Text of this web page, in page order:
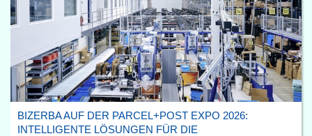
BIZERBA AUF DER PARCEL+POST EXPO 2026:
INTELLIGENTE LÖSUNGEN FÜR DIE